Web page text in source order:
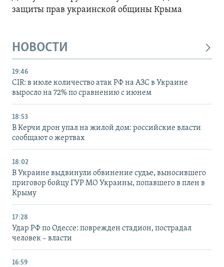
защиты прав украинской общины Крыма
НОВОСТИ
19:46
CIR: в июле количество атак РФ на АЗС в Украине
выросло на 72% по сравнению с июнем
18:53
В Керчи дрон упал на жилой дом: российские власти
сообщают о жертвах
18:02
В Украине выдвинули обвинение судье, выносившего
приговор бойцу ГУР МО Украины, попавшего в плен в
Крыму
17:28
Удар РФ по Одессе: поврежден стадион, пострадал
человек – власти
16:59